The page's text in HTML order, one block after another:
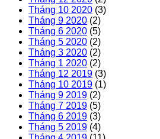
Tháng 10 2020 (3)
Tháng 9 2020 (2)
Tháng 6 2020 (5)
Tháng 5 2020 (2)
Tháng 3 2020 (2)
Tháng 1 2020 (2)
Tháng 12 2019 (3)
Tháng 10 2019 (1)
Tháng 9 2019 (2)
Tháng 7 2019 (5)
Tháng 6 2019 (3)
Tháng 5 2019 (4)